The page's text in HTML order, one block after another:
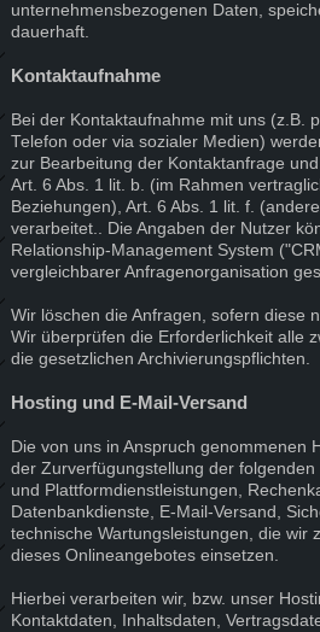
unternehmensbezogenen Daten,
dauerhaft.
Kontaktaufnahme
Bei der Kontaktaufnahme mit uns (z.B.
Telefon oder via sozialer Medien)
zur Bearbeitung der Kontaktanfrage
Art. 6 Abs. 1 lit. b. (im Rahmen
Beziehungen), Art. 6 Abs. 1 lit. f.
verarbeitet.. Die Angaben der Nutzer
Relationship-Management System
vergleichbarer Anfragenorganisation
Wir löschen die Anfragen, sofern diese
Wir überprüfen die Erforderlichkeit alle
die gesetzlichen Archivierungspflichten.
Hosting und E-Mail-Versand
Die von uns in Anspruch genommenen
der Zurverfügungstellung der
und Plattformdienstleistungen,
Datenbankdienste, E-Mail-Versand,
technische Wartungsleistungen, die wir
dieses Onlineangebotes einsetzen.
Hierbei verarbeiten wir, bzw. unser
Kontaktdaten, Inhaltsdaten,